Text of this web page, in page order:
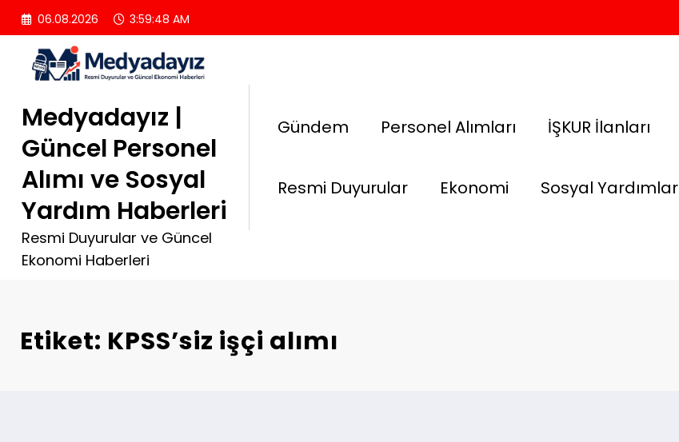
İçeriğe
atla
06.08.2026 3:59:49 AM
Medyadayız |
Güncel Personel
Alımı ve Sosyal
Yardım Haberleri
Resmi Duyurular ve Güncel
Ekonomi Haberleri
Gündem Personel Alımları İŞKUR İlanları
Resmi Duyurular Ekonomi Sosyal Yardımlar
Etiket: KPSS’siz işçi alımı